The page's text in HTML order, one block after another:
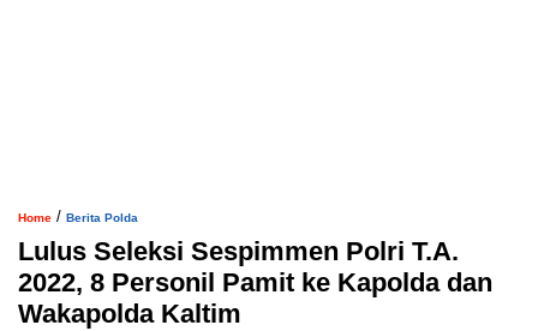
Home / Berita Polda
Lulus Seleksi Sespimmen Polri T.A.
2022, 8 Personil Pamit ke Kapolda dan
Wakapolda Kaltim